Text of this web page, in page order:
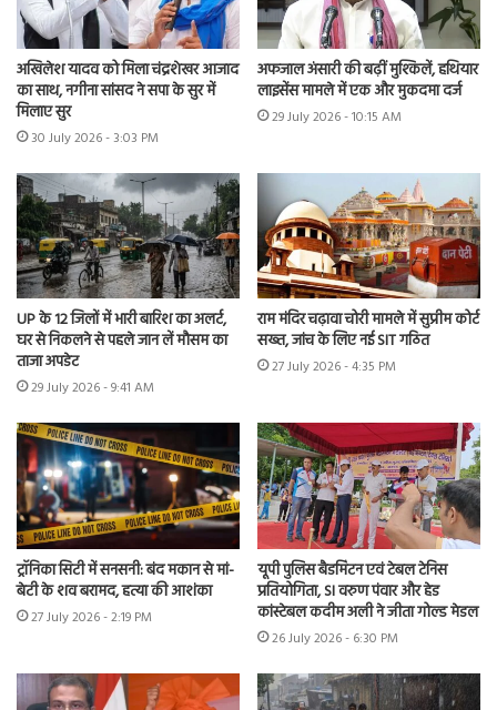
अखिलेश यादव को मिला चंद्रशेखर आजाद
का साथ, नगीना सांसद ने सपा के सुर में
मिलाए सुर
30 July 2026 - 3:03 PM
अफजाल अंसारी की बढ़ीं मुश्किलें, हथियार
लाइसेंस मामले में एक और मुकदमा दर्ज
29 July 2026 - 10:15 AM
UP के 12 जिलों में भारी बारिश का अलर्ट,
घर से निकलने से पहले जान लें मौसम का
ताजा अपडेट
29 July 2026 - 9:41 AM
राम मंदिर चढ़ावा चोरी मामले में सुप्रीम कोर्ट
सख्त, जांच के लिए नई SIT गठित
27 July 2026 - 4:35 PM
ट्रॉनिका सिटी में सनसनी: बंद मकान से मां-
बेटी के शव बरामद, हत्या की आशंका
27 July 2026 - 2:19 PM
यूपी पुलिस बैडमिंटन एवं टेबल टेनिस
प्रतियोगिता, SI वरुण पंवार और हेड
कांस्टेबल कदीम अली ने जीता गोल्ड मेडल
26 July 2026 - 6:30 PM